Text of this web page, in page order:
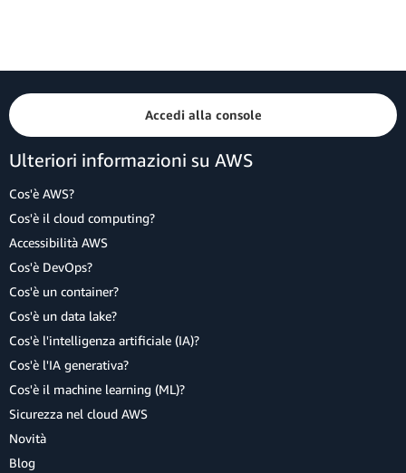
Accedi alla console
Ulteriori informazioni su AWS
Cos'è AWS?
Cos'è il cloud computing?
Accessibilità AWS
Cos'è DevOps?
Cos'è un container?
Cos'è un data lake?
Cos'è l'intelligenza artificiale (IA)?
Cos'è l'IA generativa?
Cos'è il machine learning (ML)?
Sicurezza nel cloud AWS
Novità
Blog